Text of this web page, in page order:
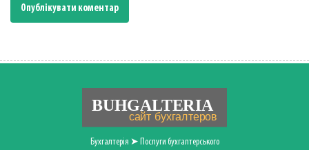
Бухгалтерія ➤ Послуги бухгалтерського